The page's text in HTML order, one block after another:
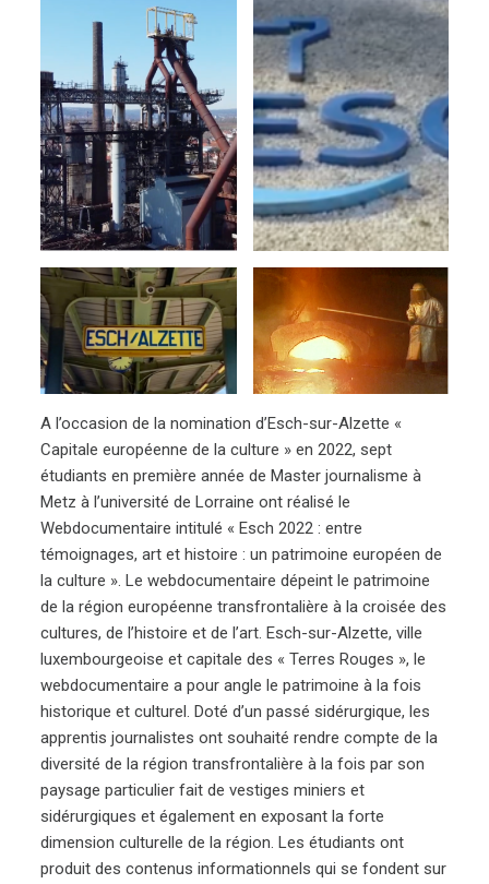
A l’occasion de la nomination d’Esch-sur-Alzette «
Capitale européenne de la culture » en 2022, sept
étudiants en première année de Master journalisme à
Metz à l’université de Lorraine ont réalisé le
Webdocumentaire intitulé « Esch 2022 : entre
témoignages, art et histoire : un patrimoine européen de
la culture ». Le webdocumentaire dépeint le patrimoine
de la région européenne transfrontalière à la croisée des
cultures, de l’histoire et de l’art. Esch-sur-Alzette, ville
luxembourgeoise et capitale des « Terres Rouges », le
webdocumentaire a pour angle le patrimoine à la fois
historique et culturel. Doté d’un passé sidérurgique, les
apprentis journalistes ont souhaité rendre compte de la
diversité de la région transfrontalière à la fois par son
paysage particulier fait de vestiges miniers et
sidérurgiques et également en exposant la forte
dimension culturelle de la région. Les étudiants ont
produit des contenus informationnels qui se fondent sur